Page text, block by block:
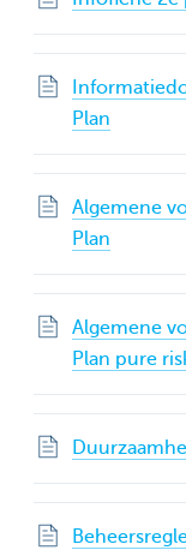
Plan
Algemene
Plan
Algemene
Plan pure